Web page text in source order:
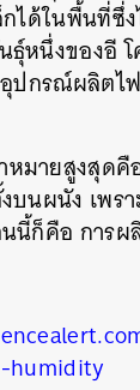
ได้ในพื้นที่ซึ่
หนึ่งของอี
ปกรณ์ผลิตไ
หมายสูงสุด
บนผนัง เพร
นี้ก็คือ การ
humidity